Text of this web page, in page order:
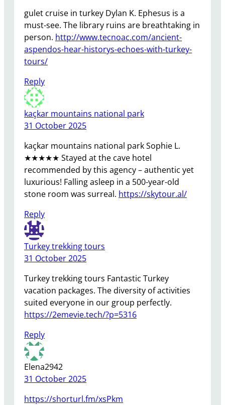
gulet cruise in turkey Dylan K. Ephesus is a
must-see. The library ruins are breathtaking in
person. http://www.tecnoac.com/ancient-
aspendos-hear-historys-echoes-with-turkey-
tours/
Reply
kaçkar mountains national park
31 October 2025
kaçkar mountains national park Sophie L.
★★★★★ Stayed at the cave hotel
recommended by this agency – authentic yet
luxurious! Falling asleep in a 500-year-old
stone room was surreal. https://skytour.al/
Reply
Turkey trekking tours
31 October 2025
Turkey trekking tours Fantastic Turkey
vacation packages. The diversity of activities
suited everyone in our group perfectly.
https://2emevie.tech/?p=5316
Reply
Elena2942
31 October 2025
https://shorturl.fm/xsPkm